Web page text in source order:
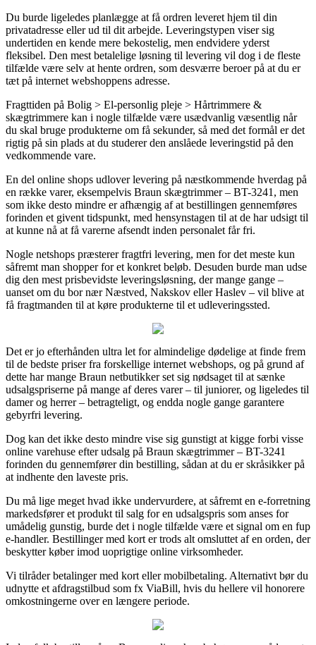
Du burde ligeledes planlægge at få ordren leveret hjem til din
privatadresse eller ud til dit arbejde. Leveringstypen viser sig
undertiden en kende mere bekostelig, men endvidere yderst
fleksibel. Den mest betalelige løsning til levering vil dog i de fleste
tilfælde være selv at hente ordren, som desværre beroer på at du er
tæt på internet webshoppens adresse.
Fragttiden på Bolig > El-personlig pleje > Hårtrimmere &
skægtrimmere kan i nogle tilfælde være usædvanlig væsentlig når
du skal bruge produkterne om få sekunder, så med det formål er det
rigtig på sin plads at du studerer den anslåede leveringstid på den
vedkommende vare.
En del online shops udlover levering på næstkommende hverdag på
en række varer, eksempelvis Braun skægtrimmer – BT-3241, men
som ikke desto mindre er afhængig af at bestillingen gennemføres
forinden et givent tidspunkt, med hensynstagen til at de har udsigt til
at kunne nå at få varerne afsendt inden personalet får fri.
Nogle netshops præsterer fragtfri levering, men for det meste kun
såfremt man shopper for et konkret beløb. Desuden burde man udse
dig den mest prisbevidste leveringsløsning, der mange gange –
uanset om du bor nær Næstved, Nakskov eller Haslev – vil blive at
få fragtmanden til at køre produkterne til et udleveringssted.
Det er jo efterhånden ultra let for almindelige dødelige at finde frem
til de bedste priser fra forskellige internet webshops, og på grund af
dette har mange Braun netbutikker set sig nødsaget til at sænke
udsalgspriserne på mange af deres varer – til juniorer, og ligeledes til
damer og herrer – betragteligt, og endda nogle gange garantere
gebyrfri levering.
Dog kan det ikke desto mindre vise sig gunstigt at kigge forbi visse
online varehuse efter udsalg på Braun skægtrimmer – BT-3241
forinden du gennemfører din bestilling, sådan at du er skråsikker på
at indhente den laveste pris.
Du må lige meget hvad ikke undervurdere, at såfremt en e-forretning
markedsfører et produkt til salg for en udsalgspris som anses for
umådelig gunstig, burde det i nogle tilfælde være et signal om en fup
e-handler. Bestillinger med kort er trods alt omsluttet af en orden, der
beskytter køber imod uoprigtige online virksomheder.
Vi tilråder betalinger med kort eller mobilbetaling. Alternativt bør du
udnytte et afdragstilbud som fx ViaBill, hvis du hellere vil honorere
omkostningerne over en længere periode.